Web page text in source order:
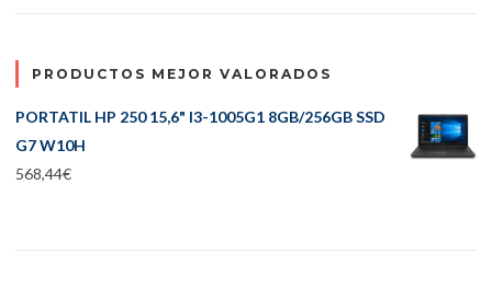
PRODUCTOS MEJOR VALORADOS
PORTATIL HP 250 15,6" I3-1005G1 8GB/256GB SSD
G7 W10H
568,44€